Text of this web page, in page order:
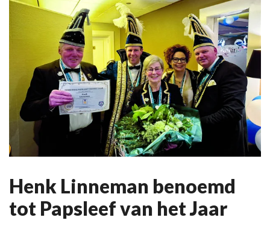
Henk Linneman benoemd
tot Papsleef van het Jaar